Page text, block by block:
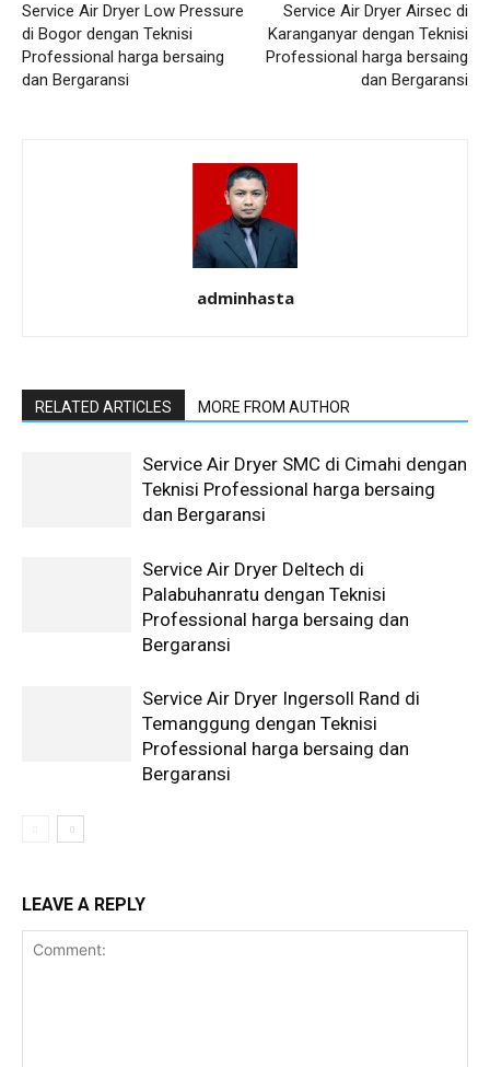
Service Air Dryer Low Pressure
di Bogor dengan Teknisi
Professional harga bersaing
dan Bergaransi
Service Air Dryer Airsec di
Karanganyar dengan Teknisi
Professional harga bersaing
dan Bergaransi
adminhasta
RELATED ARTICLES MORE FROM AUTHOR
Service Air Dryer SMC di Cimahi dengan
Teknisi Professional harga bersaing
dan Bergaransi
Service Air Dryer Deltech di
Palabuhanratu dengan Teknisi
Professional harga bersaing dan
Bergaransi
Service Air Dryer Ingersoll Rand di
Temanggung dengan Teknisi
Professional harga bersaing dan
Bergaransi
LEAVE A REPLY